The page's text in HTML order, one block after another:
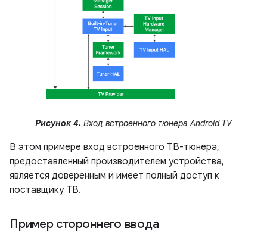
Рисунок 4. Вход встроенного тюнера Android TV
В этом примере вход встроенного ТВ-тюнера,
предоставленный производителем устройства,
является доверенным и имеет полный доступ к
поставщику ТВ.
Пример стороннего ввода